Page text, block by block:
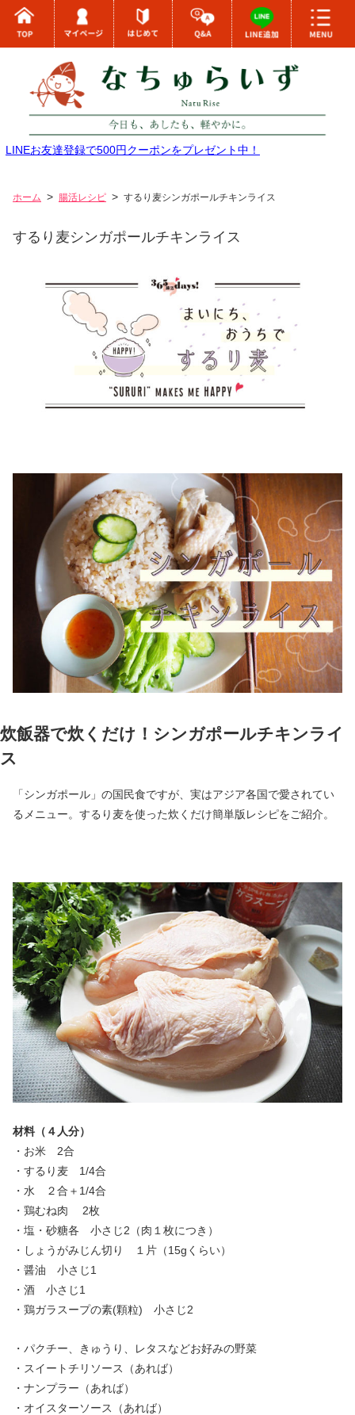
LINEお友達登録で500円クーポンをプレゼント中！
ホーム 腸活レシピ するり麦シンガポールチキンライス
するり麦シンガポールチキンライス
炊飯器で炊くだけ！シンガポールチキンライ
ス
「シンガポール」の国民食ですが、実はアジア各国で愛されてい
るメニュー。するり麦を使った炊くだけ簡単版レシピをご紹介。
材料（４人分）
・お米 2合
・するり麦 1/4合
・水 ２合＋1/4合
・鶏むね肉 2枚
・塩・砂糖各 小さじ2（肉１枚につき）
・しょうがみじん切り １片（15gくらい）
・醤油 小さじ1
・酒 小さじ1
・鶏ガラスープの素(顆粒) 小さじ2
・パクチー、きゅうり、レタスなどお好みの野菜
・スイートチリソース（あれば）
・ナンプラー（あれば）
・オイスターソース（あれば）